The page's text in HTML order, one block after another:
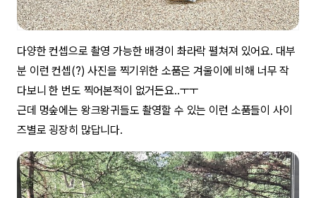
다양한 컨셉으로 촬영 가능한 배경이 촤라락 펼쳐져 있어요. 대부
분 이런 컨셉(?) 사진을 찍기위한 소품은 겨울이에 비해 너무 작
다보니 한 번도 찍어본적이 없거든요..ㅜㅜ
근데 멍숲에는 왕크왕귀들도 촬영할 수 있는 이런 소품들이 사이
즈별로 굉장히 많답니다.